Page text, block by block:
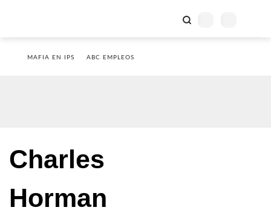
MAFIA EN IPS ABC EMPLEOS
Charles
Horman